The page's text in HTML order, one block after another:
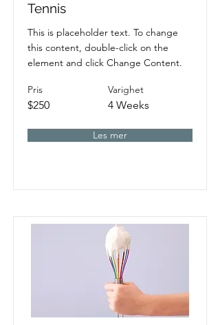
Tennis
This is placeholder text. To change
this content, double-click on the
element and click Change Content.
Pris
$250
Varighet
4 Weeks
Les mer